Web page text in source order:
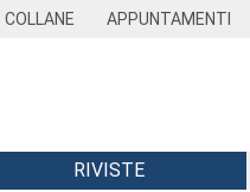
COLLANE APPUNTAMENTI
RIVISTE